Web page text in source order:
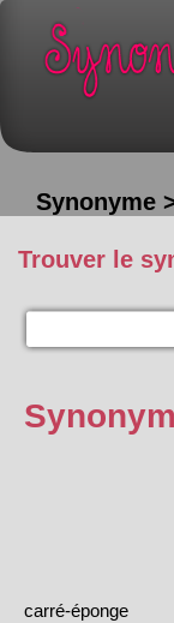
Synonyme
Trouver le
carré-éponge